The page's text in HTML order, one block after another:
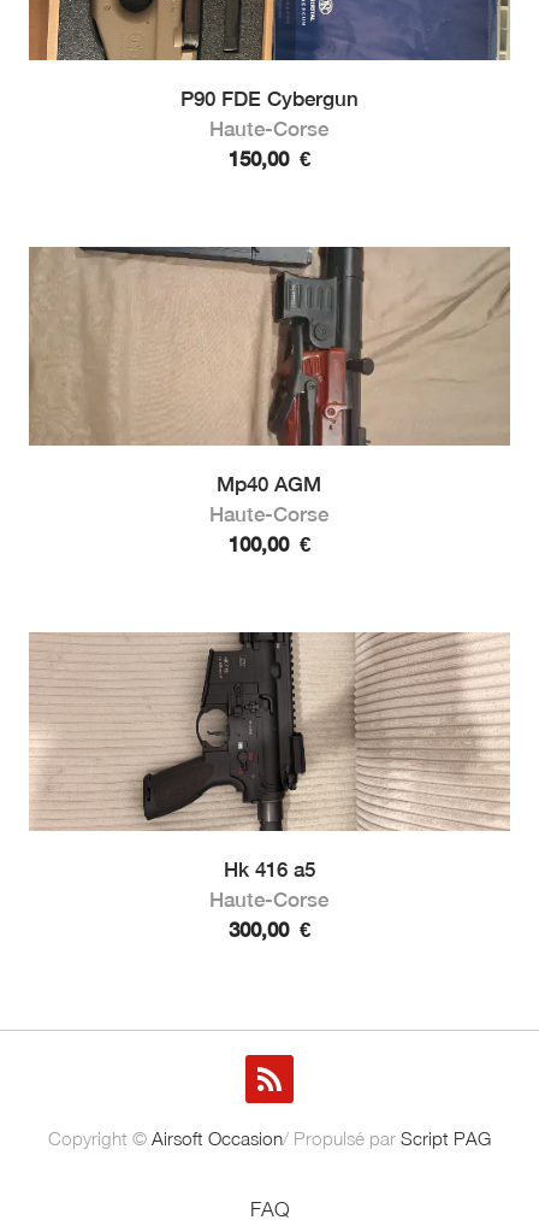
P90 FDE Cybergun
Haute-Corse
150,00 €
Mp40 AGM
Haute-Corse
100,00 €
Hk 416 a5
Haute-Corse
300,00 €
Copyright © Airsoft Occasion/ Propulsé par Script PAG
FAQ